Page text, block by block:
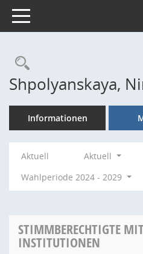
Toggle navigation
Shpolyanskaya,
Informationen
Aktuell
Aktuell
Wahlperiode 2024 - 2029
STIMMBERECHTIGTE
INSTITUTIONEN